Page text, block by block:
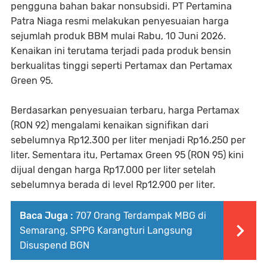
pengguna bahan bakar nonsubsidi. PT Pertamina
Patra Niaga resmi melakukan penyesuaian harga
sejumlah produk BBM mulai Rabu, 10 Juni 2026.
Kenaikan ini terutama terjadi pada produk bensin
berkualitas tinggi seperti Pertamax dan Pertamax
Green 95.
Berdasarkan penyesuaian terbaru, harga Pertamax
(RON 92) mengalami kenaikan signifikan dari
sebelumnya Rp12.300 per liter menjadi Rp16.250 per
liter. Sementara itu, Pertamax Green 95 (RON 95) kini
dijual dengan harga Rp17.000 per liter setelah
sebelumnya berada di level Rp12.900 per liter.
Baca Juga : 707 Orang Terdampak MBG di
Semarang, SPPG Karangturi Langsung
Disuspend BGN